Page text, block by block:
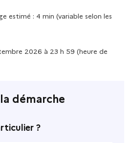
estimé : 4 min (variable selon les
2026 à 23 h 59 (heure de
démarche
?